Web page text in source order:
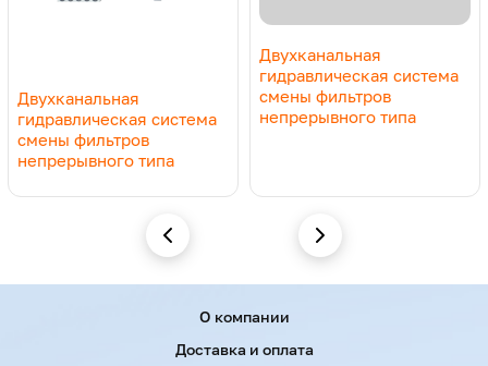
Двухканальная
гидравлическая система
смены фильтров
непрерывного типа
Двухканальная
гидравлическая система
смены фильтров
непрерывного типа
О компании
Доставка и оплата